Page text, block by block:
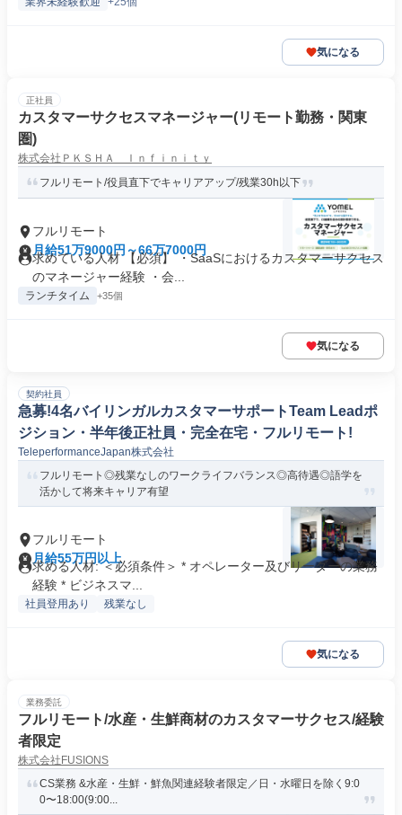
気になる
正社員
カスタマーサクセスマネージャー(リモート勤務・関東
圏)
株式会社ＰＫＳＨＡ Ｉｎｆｉｎｉｔｙ
フルリモート/役員直下でキャリアアップ/残業30h以下
フルリモート
月給51万9000円～66万7000円
求めている人材 【必須】 ・SaaSにおけるカスタマーサクセス
のマネージャー経験 ・会...
ランチタイム +35個
気になる
契約社員
急募!4名バイリンガルカスタマーサポートTeam Leadポ
ジション・半年後正社員・完全在宅・フルリモート!
TeleperformanceJapan株式会社
フルリモート◎残業なしのワークライフバランス◎高待遇◎語学を
活かして将来キャリア有望
フルリモート
月給55万円以上
求める人材: ＜必須条件＞ * オペレーター及びリーダーの業務
経験 * ビジネスマ...
社員登用あり 残業なし
気になる
業務委託
フルリモート/水産・生鮮商材のカスタマーサクセス/経験
者限定
株式会社FUSIONS
CS業務 &水産・生鮮・鮮魚関連経験者限定／日・水曜日を除く9:0
0〜18:00(9:00...